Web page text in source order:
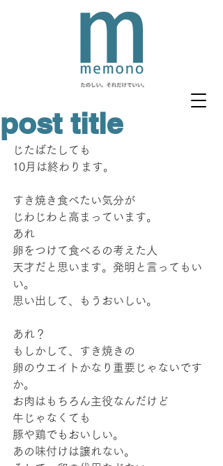
post title
じたばたしても
10月は終わります。
すき焼き食べたい気分が
じわじわと高まっています。
あれ
卵をつけて食べるの考えた人
天才だと思います。発明と言ってもい
い。
思い出して、もうおいしい。
あれ？
もしかして、すき焼きの
卵のウエイトかなり重要じゃないです
か。
お肉はもちろん主役なんだけど
牛じゃなくても
豚や鶏でもおいしい。
あの味付けは譲れない。